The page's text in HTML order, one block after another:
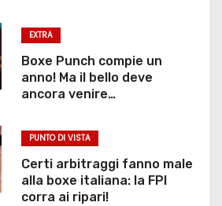
EXTRA
Boxe Punch compie un
anno! Ma il bello deve
ancora venire…
PUNTO DI VISTA
Certi arbitraggi fanno male
alla boxe italiana: la FPI
corra ai ripari!